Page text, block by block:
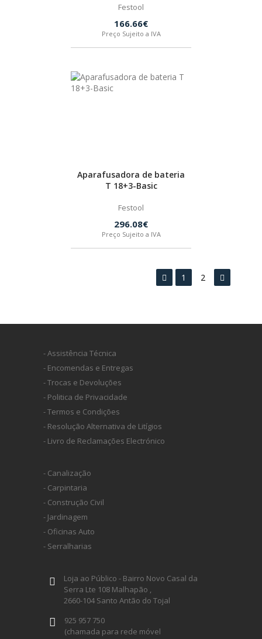
Festool
166.66€
Preço Sujeito a IVA
Aparafusadora de bateria
T 18+3-Basic
Festool
296.08€
Preço Sujeito a IVA
1 2
- Assistência Técnica
- Encomendas e Entregas
- Trocas e Devoluções
- Politica de Privacidade
- Termos e Condições
- Resolução Alternativa de Litígios
- Livro de Reclamações Electrónico
- Canalização
- Carpintaria
- Construção Civil
- Jardinagem
- Oficinas Auto
- Serralharias
Loja ao Público - Bairro Novo Casal da
Serra Lte 108 Malhapão ,
2660-104 Santo Antão do Tojal
925 957 750
(chamada para rede móvel